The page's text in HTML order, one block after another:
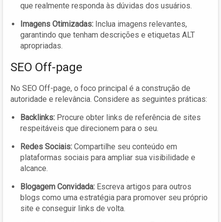
que realmente responda às dúvidas dos usuários.
Imagens Otimizadas: Inclua imagens relevantes,
garantindo que tenham descrições e etiquetas ALT
apropriadas.
SEO Off-page
No SEO Off-page, o foco principal é a construção de
autoridade e relevância. Considere as seguintes práticas:
Backlinks: Procure obter links de referência de sites
respeitáveis que direcionem para o seu.
Redes Sociais: Compartilhe seu conteúdo em
plataformas sociais para ampliar sua visibilidade e
alcance.
Blogagem Convidada: Escreva artigos para outros
blogs como uma estratégia para promover seu próprio
site e conseguir links de volta.